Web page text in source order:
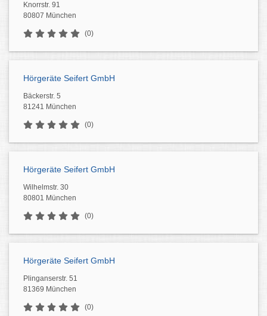
Knorrstr. 91
80807 München
(0)
Hörgeräte Seifert GmbH
Bäckerstr. 5
81241 München
(0)
Hörgeräte Seifert GmbH
Wilhelmstr. 30
80801 München
(0)
Hörgeräte Seifert GmbH
Plinganserstr. 51
81369 München
(0)